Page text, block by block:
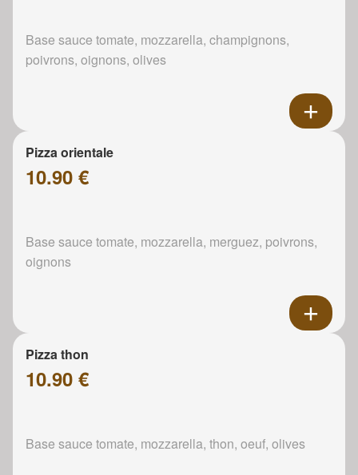
Base sauce tomate, mozzarella, champignons,
poivrons, oignons, olives
Pizza orientale
10.90 €
Base sauce tomate, mozzarella, merguez, poivrons,
oignons
Pizza thon
10.90 €
Base sauce tomate, mozzarella, thon, oeuf, olives